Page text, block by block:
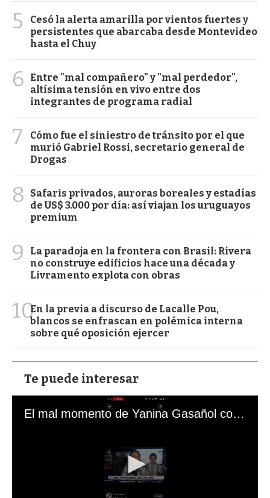
5
Cesó la alerta amarilla por vientos fuertes y
persistentes que abarcaba desde Montevideo
hasta el Chuy
6
Entre "mal compañero" y "mal perdedor",
altísima tensión en vivo entre dos
integrantes de programa radial
7
Cómo fue el siniestro de tránsito por el que
murió Gabriel Rossi, secretario general de
Drogas
8
Safaris privados, auroras boreales y estadías
de US$ 3.000 por día: así viajan los uruguayos
premium
9
La paradoja en la frontera con Brasil: Rivera
no construye edificios hace una década y
Livramento explota con obras
10En la previa a discurso de Lacalle Pou,
blancos se enfrascan en polémica interna
sobre qué oposición ejercer
Te puede interesar
El mal momento de Yanina Gasañol con un hincha argentino en "Subrayado"